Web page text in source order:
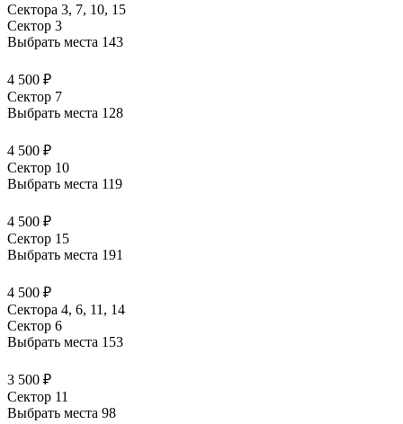
Сектора 3, 7, 10, 15
Сектор 3
Выбрать места 143
4 500 ₽
Сектор 7
Выбрать места 128
4 500 ₽
Сектор 10
Выбрать места 119
4 500 ₽
Сектор 15
Выбрать места 191
4 500 ₽
Сектора 4, 6, 11, 14
Сектор 6
Выбрать места 153
3 500 ₽
Сектор 11
Выбрать места 98